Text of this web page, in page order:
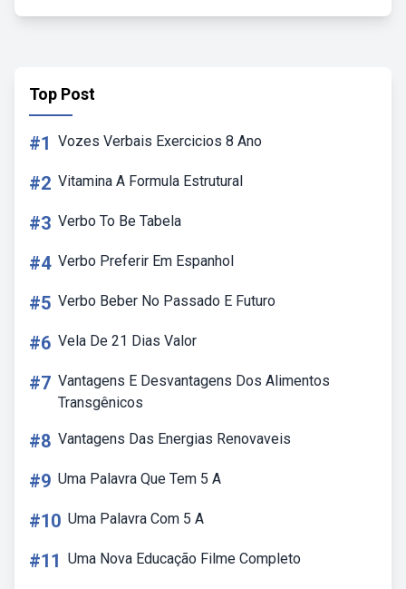
Top Post
#1 Vozes Verbais Exercicios 8 Ano
#2 Vitamina A Formula Estrutural
#3 Verbo To Be Tabela
#4 Verbo Preferir Em Espanhol
#5 Verbo Beber No Passado E Futuro
#6 Vela De 21 Dias Valor
#7 Vantagens E Desvantagens Dos Alimentos
Transgênicos
#8 Vantagens Das Energias Renovaveis
#9 Uma Palavra Que Tem 5 A
#10 Uma Palavra Com 5 A
#11 Uma Nova Educação Filme Completo